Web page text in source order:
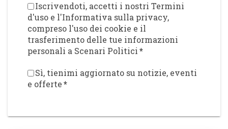
Iscrivendoti, accetti i nostri Termini
d'uso e l'Informativa sulla privacy,
compreso l'uso dei cookie e il
trasferimento delle tue informazioni
personali a Scenari Politici*
Sì, tienimi aggiornato su notizie, eventi
e offerte*